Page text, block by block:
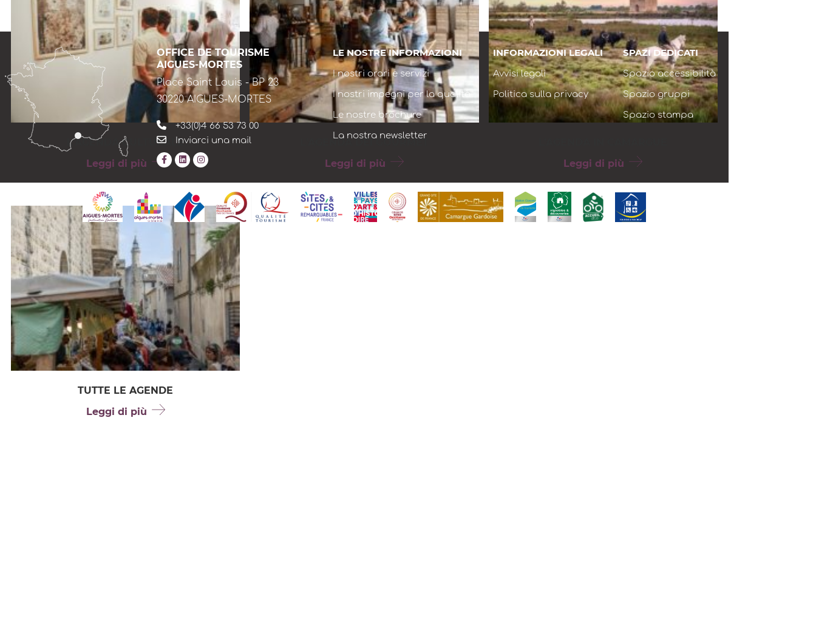
L'AGENDA CULTURALE
Leggi di più
L'AGENDA DEI GOURMET
Leggi di più
Leggi di più
TUTTE LE AGENDE
Leggi di più
OFFICE DE TOURISME
AIGUES-MORTES
Place Saint Louis - BP 23
30220 AIGUES-MORTES
+33(0)4 66 53 73 00
Inviarci una mail
LE NOSTRE INFORMAZIONI
I nostri orari e servizi
I nostri impegni per la qualità
Le nostre brochure
La nostra newsletter
INFORMAZIONI LEGALI
Avvisi legali
Politica sulla privacy
SPAZI DEDICATI
Spazio accessibilità
Spazio gruppi
Spazio stampa